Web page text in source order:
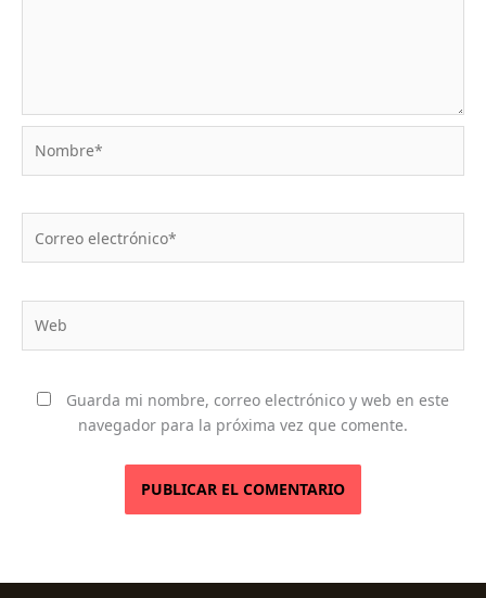
electrónico*
Guarda mi nombre, correo electrónico y web en este
navegador para la próxima vez que comente.